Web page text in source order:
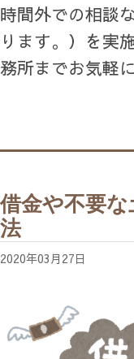
時間外での相談
ります。）を実
務所までお気軽
借金や不要
法
2020年03月27日